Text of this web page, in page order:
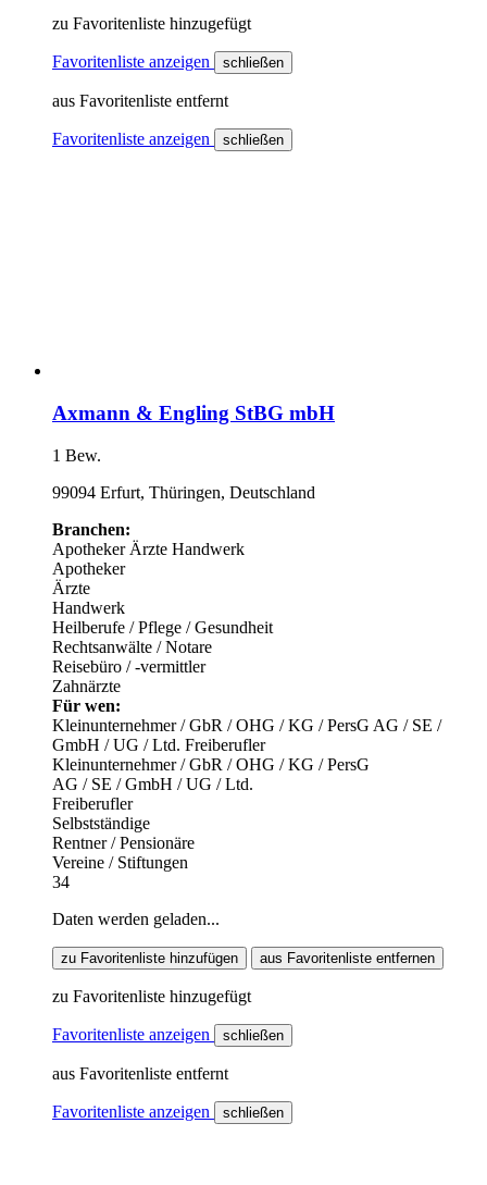
zu Favoritenliste hinzugefügt
Favoritenliste anzeigen schließen
aus Favoritenliste entfernt
Favoritenliste anzeigen schließen
Axmann & Engling StBG mbH
1 Bew.
99094 Erfurt, Thüringen, Deutschland
Branchen:
Apotheker Ärzte Handwerk
Apotheker
Ärzte
Handwerk
Heilberufe / Pflege / Gesundheit
Rechtsanwälte / Notare
Reisebüro / -vermittler
Zahnärzte
Für wen:
Kleinunternehmer / GbR / OHG / KG / PersG AG / SE /
GmbH / UG / Ltd. Freiberufler
Kleinunternehmer / GbR / OHG / KG / PersG
AG / SE / GmbH / UG / Ltd.
Freiberufler
Selbstständige
Rentner / Pensionäre
Vereine / Stiftungen
34
Daten werden geladen...
zu Favoritenliste hinzufügen aus Favoritenliste entfernen
zu Favoritenliste hinzugefügt
Favoritenliste anzeigen schließen
aus Favoritenliste entfernt
Favoritenliste anzeigen schließen